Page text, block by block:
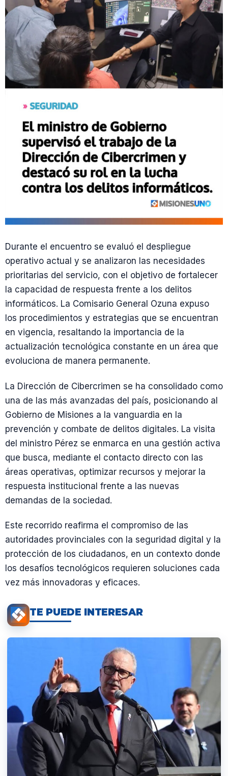
Durante el encuentro se evaluó el despliegue
operativo actual y se analizaron las necesidades
prioritarias del servicio, con el objetivo de fortalecer
la capacidad de respuesta frente a los delitos
informáticos. La Comisario General Ozuna expuso
los procedimientos y estrategias que se encuentran
en vigencia, resaltando la importancia de la
actualización tecnológica constante en un área que
evoluciona de manera permanente.
La Dirección de Cibercrimen se ha consolidado como
una de las más avanzadas del país, posicionando al
Gobierno de Misiones a la vanguardia en la
prevención y combate de delitos digitales. La visita
del ministro Pérez se enmarca en una gestión activa
que busca, mediante el contacto directo con las
áreas operativas, optimizar recursos y mejorar la
respuesta institucional frente a las nuevas
demandas de la sociedad.
Este recorrido reafirma el compromiso de las
autoridades provinciales con la seguridad digital y la
protección de los ciudadanos, en un contexto donde
los desafíos tecnológicos requieren soluciones cada
vez más innovadoras y eficaces.
TE PUEDE INTERESAR